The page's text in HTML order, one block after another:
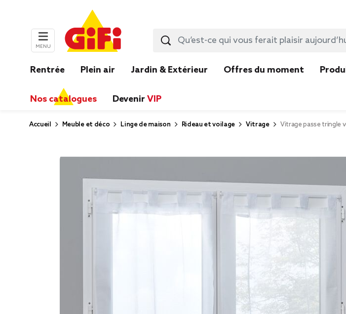
MENU
Rentrée Plein air Jardin & Extérieur Offres du moment
Nos catalogues Devenir VIP
Accueil Meuble et déco Linge de maison Rideau et voilage Vitrage Vitrage passe tringle